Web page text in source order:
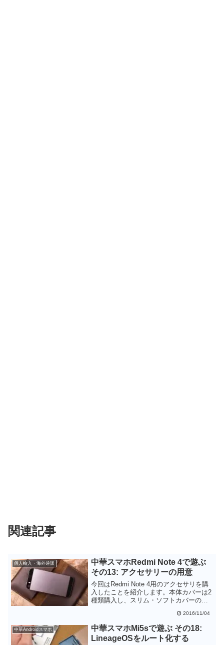
関連記事
個人輸入・海外通販
中華スマホRedmi Note 4で遊ぶ
その13: アクセサリーの用意
今回はRedmi Note 4用のアクセサリを購
入したことを紹介します。本体カバーは2
種類購入し、スリム・ソフトカバーの品
しました。しかし、ディスプレイ保護ガ
ラスは残念ながらイマイチなものをつか
んでしまいました。
2016/11/04
中華Androidスマホ
中華スマホMi5sで遊ぶ その18:
LineageOSをルート化する